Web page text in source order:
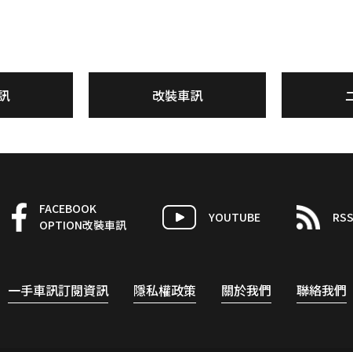
改裝車訊
FACEBOOK
OPTION改裝車訊
YOUTUBE RSS
一手車訊訂閱資訊 隱私權政策 關於我們 聯絡我們